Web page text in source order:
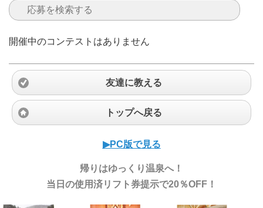
開催中のコンテストはありません
友達に教える
トップへ戻る
▶︎PC版で見る
帰りはゆっくり温泉へ！
当日の使用済リフト券提示で20％OFF！